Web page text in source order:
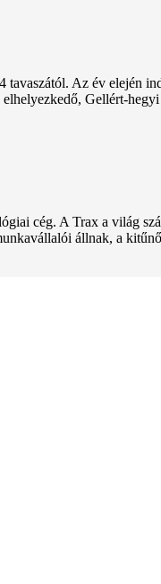
Az év elején
Gellért-
cég. A Trax a világ
állnak, a